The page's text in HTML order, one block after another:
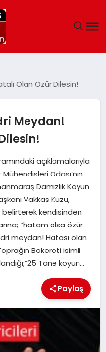
Olan Özür Dilesin!
Meydan!
açıklamalarıyla
Odası’nın
Damızlık Koyun
Vakkas Kuzu,
belirterek kendisinden
“hatam olsa özür
meydan! Hatası olan
Bekereti isimli
Tane koyun…
Paylaş